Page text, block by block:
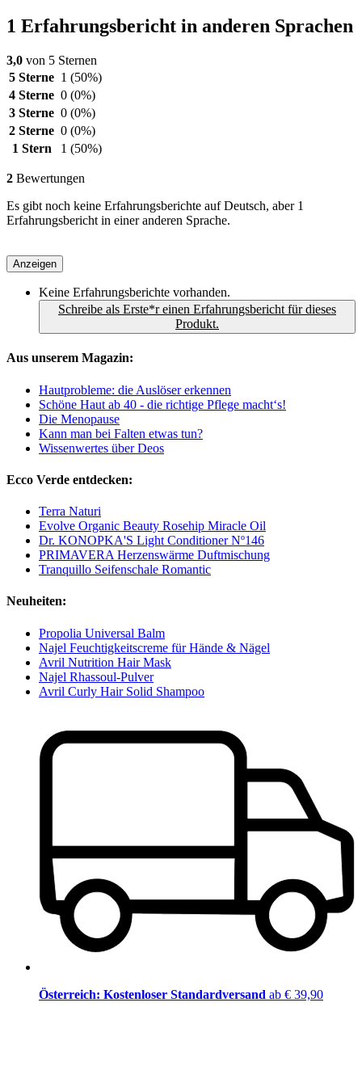
1 Erfahrungsbericht in anderen Sprachen
3,0 von 5 Sternen
5 Sterne 1 (50%)
4 Sterne 0 (0%)
3 Sterne 0 (0%)
2 Sterne 0 (0%)
1 Stern
1 (50%)
2 Bewertungen
Es gibt noch keine Erfahrungsberichte auf Deutsch, aber 1
Erfahrungsbericht in einer anderen Sprache.
Anzeigen
Keine Erfahrungsberichte vorhanden.
Schreibe als Erste*r einen Erfahrungsbericht für dieses
Produkt.
Aus unserem Magazin:
Hautprobleme: die Auslöser erkennen
Schöne Haut ab 40 - die richtige Pflege macht‘s!
Die Menopause
Kann man bei Falten etwas tun?
Wissenwertes über Deos
Ecco Verde entdecken:
Terra Naturi
Evolve Organic Beauty Rosehip Miracle Oil
Dr. KONOPKA'S Light Conditioner Nº146
PRIMAVERA Herzenswärme Duftmischung
Tranquillo Seifenschale Romantic
Neuheiten:
Propolia Universal Balm
Najel Feuchtigkeitscreme für Hände & Nägel
Avril Nutrition Hair Mask
Najel Rhassoul-Pulver
Avril Curly Hair Solid Shampoo
Österreich: Kostenloser Standardversand ab € 39,90